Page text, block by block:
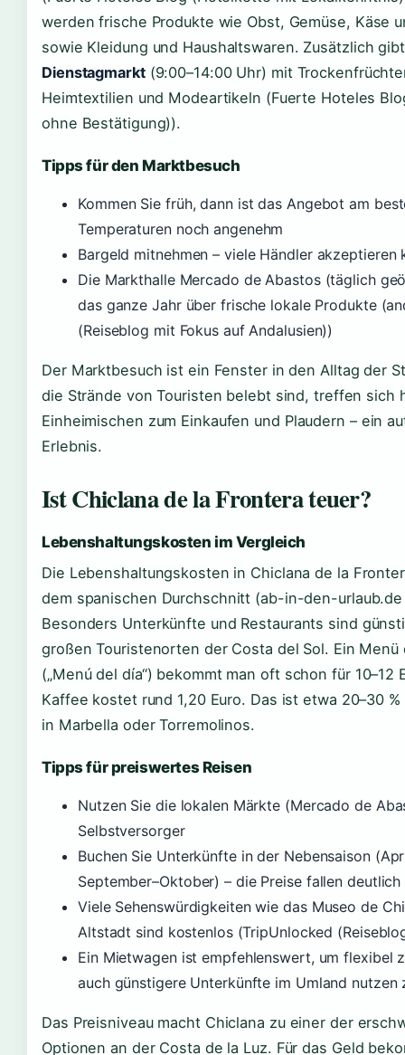
werden frische Produkte wie Obst, Gemüse, Käse
sowie Kleidung und Haushaltswaren. Zusätzlich
Dienstagmarkt(9:00–14:00 Uhr) mit
Heimtextilien und Modeartikeln (Fuerte Hoteles
ohne Bestätigung)).
Tipps für den Marktbesuch
Kommen Sie früh, dann ist das Angebot am
Temperaturen noch angenehm
Bargeld mitnehmen – viele Händler akzeptieren
Die Markthalle Mercado de Abastos (täglich
das ganze Jahr über frische lokale Produkte
(Reiseblog mit Fokus auf Andalusien))
Der Marktbesuch ist ein Fenster in den Alltag der
die Strände von Touristen belebt sind, treffen sich
Einheimischen zum Einkaufen und Plaudern – ein
Erlebnis.
Ist Chiclana de la Frontera teuer?
Lebenshaltungskosten im Vergleich
Die Lebenshaltungskosten in Chiclana de la
dem spanischen Durchschnitt (ab-in-den-
Besonders Unterkünfte und Restaurants sind
großen Touristenorten der Costa del Sol. Ein Menü
(„Menú del día“) bekommt man oft schon für 10–12
Kaffee kostet rund 1,20 Euro. Das ist etwa 20–30
in Marbella oder Torremolinos.
Tipps für preiswertes Reisen
Nutzen Sie die lokalen Märkte (Mercado de
Selbstversorger
Buchen Sie Unterkünfte in der Nebensaison
September–Oktober) – die Preise fallen deutlich
Viele Sehenswürdigkeiten wie das Museo de
Altstadt sind kostenlos (TripUnlocked
Ein Mietwagen ist empfehlenswert, um flexibel
auch günstigere Unterkünfte im Umland nutzen
Das Preisniveau macht Chiclana zu einer der
Optionen an der Costa de la Luz. Für das Geld